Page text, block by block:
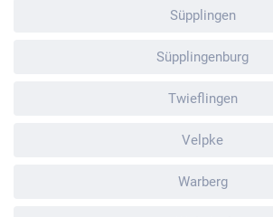
Süpplingen
Süpplingenburg
Twieflingen
Velpke
Warberg